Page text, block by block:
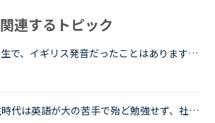
関連するトピック
ノンネイティブの先生で、イギリス発音だったことはありますか？この間、アフリカ系の女性の先生の授業を受けました。私は比較的アメリカ英語を今までに習ってきているので発音も完璧ではないですが、アメリカ英...
はじめまして。学生時代は英語が大の苦手で殆ど勉強せず、社会人になり海外旅行をきっかけに英語を話せるようになりたいと勉強を始めた者です。リスニングとスピーキング能力を伸ばしたいと思いネイティブキャン...